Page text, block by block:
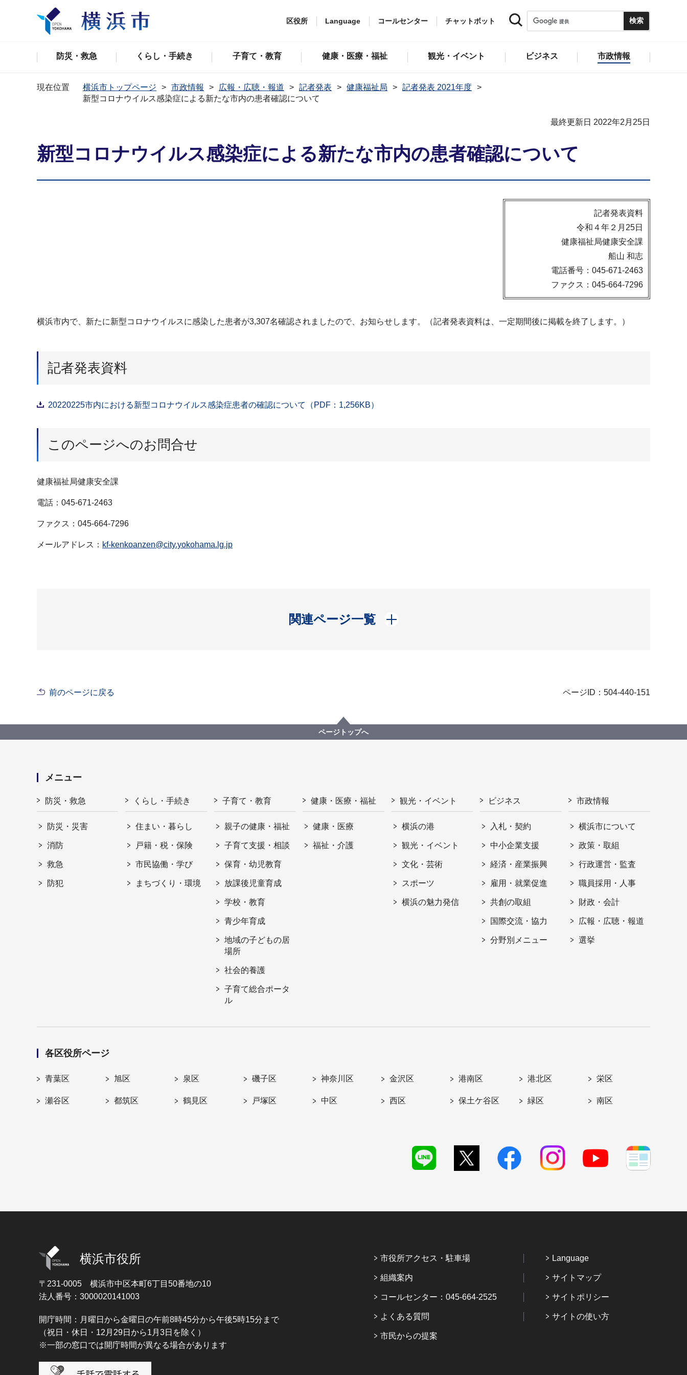
区役所 Language コールセンター チャットボット
防災・救急 くらし・手続き 子育て・教育 健康・医療・福祉 観光・イベント ビジネス 市政情報
現在位置 横浜市トップページ 市政情報 広報・広聴・報道 記者発表 健康福祉局
記者発表 2021年度
新型コロナウイルス感染症による新たな市内の患者確認について
最終更新日 2022年2月25日
新型コロナウイルス感染症による新たな市内の患者確認について
記者発表資料
令和４年２月25日
健康福祉局健康安全課
船山 和志
電話番号：045-671-2463
ファクス：045-664-7296
横浜市内で、新たに新型コロナウイルスに感染した患者が3,307名確認されましたので、お知らせします。（記者発表資料は、一定期間後に掲載を終了します。）
記者発表資料
20220225市内における新型コロナウイルス感染症患者の確認について（PDF：1,256KB）
このページへのお問合せ
健康福祉局健康安全課
電話：045-671-2463
ファクス：045-664-7296
メールアドレス： kf-kenkoanzen@city.yokohama.lg.jp
関連ページ一覧
開く
前のページに戻る ページID：504-440-151
ページトップへ
メニュー
防災・救急
防災・災害
消防
救急
防犯
くらし・手続き
住まい・暮らし
戸籍・税・保険
市民協働・学び
まちづくり・環境
子育て・教育
親子の健康・福祉
子育て支援・相談
保育・幼児教育
放課後児童育成
学校・教育
青少年育成
地域の子どもの居
場所
社会的養護
子育て総合ポータ
ル
健康・医療・福祉
健康・医療
福祉・介護
観光・イベント
横浜の港
観光・イベント
文化・芸術
スポーツ
横浜の魅力発信
ビジネス
入札・契約
中小企業支援
経済・産業振興
雇用・就業促進
共創の取組
国際交流・協力
分野別メニュー
市政情報
横浜市について
政策・取組
行政運営・監査
職員採用・人事
財政・会計
広報・広聴・報道
選挙
各区役所ページ
青葉区 旭区 泉区 磯子区 神奈川区 金沢区 港南区 港北区 栄区
瀬谷区 都筑区 鶴見区 戸塚区 中区 西区 保土ケ谷区 緑区 南区
横浜市役所
〒231-0005 横浜市中区本町6丁目50番地の10
法人番号：3000020141003
開庁時間：月曜日から金曜日の午前8時45分から午後5時15分まで
（祝日・休日・12月29日から1月3日を除く）
※一部の窓口では開庁時間が異なる場合があります
市役所アクセス・駐車場
組織案内
コールセンター：045-664-2525
よくある質問
市民からの提案
Language
サイトマップ
サイトポリシー
サイトの使い方